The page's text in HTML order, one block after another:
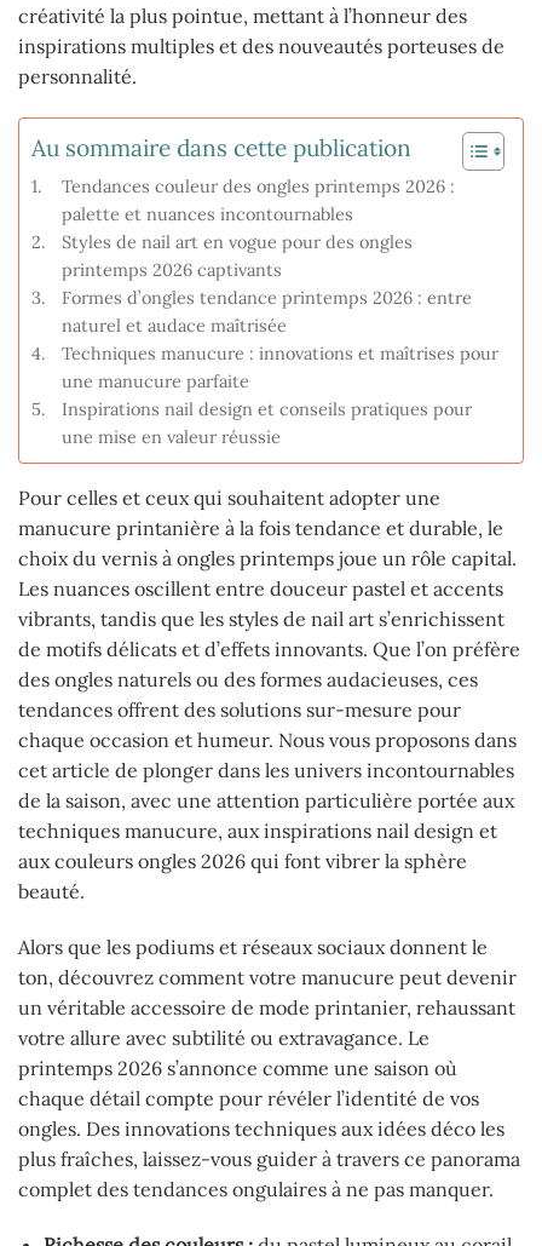
créativité la plus pointue, mettant à l’honneur des
inspirations multiples et des nouveautés porteuses de
personnalité.
Au sommaire dans cette publication
Tendances couleur des ongles printemps 2026 :
palette et nuances incontournables
Styles de nail art en vogue pour des ongles
printemps 2026 captivants
Formes d’ongles tendance printemps 2026 : entre
naturel et audace maîtrisée
Techniques manucure : innovations et maîtrises pour
une manucure parfaite
Inspirations nail design et conseils pratiques pour
une mise en valeur réussie
Pour celles et ceux qui souhaitent adopter une
manucure printanière à la fois tendance et durable, le
choix du vernis à ongles printemps joue un rôle capital.
Les nuances oscillent entre douceur pastel et accents
vibrants, tandis que les styles de nail art s’enrichissent
de motifs délicats et d’effets innovants. Que l’on préfère
des ongles naturels ou des formes audacieuses, ces
tendances offrent des solutions sur-mesure pour
chaque occasion et humeur. Nous vous proposons dans
cet article de plonger dans les univers incontournables
de la saison, avec une attention particulière portée aux
techniques manucure, aux inspirations nail design et
aux couleurs ongles 2026 qui font vibrer la sphère
beauté.
Alors que les podiums et réseaux sociaux donnent le
ton, découvrez comment votre manucure peut devenir
un véritable accessoire de mode printanier, rehaussant
votre allure avec subtilité ou extravagance. Le
printemps 2026 s’annonce comme une saison où
chaque détail compte pour révéler l’identité de vos
ongles. Des innovations techniques aux idées déco les
plus fraîches, laissez-vous guider à travers ce panorama
complet des tendances ongulaires à ne pas manquer.